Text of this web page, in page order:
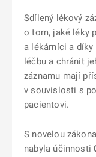
Sdílený lékový
o tom, jaké léky
a lékárníci a
léčbu a chránit
záznamu mají
v souvislosti s
pacientovi.
S novelou
nabyla účinnosti